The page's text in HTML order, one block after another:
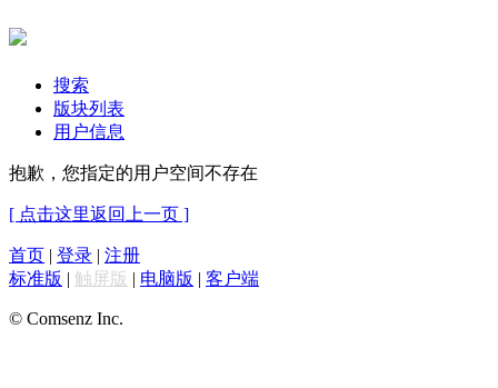
搜索
版块列表
用户信息
抱歉，您指定的用户空间不存在
[ 点击这里返回上一页 ]
首页 | 登录 | 注册
标准版 | 触屏版 | 电脑版 | 客户端
© Comsenz Inc.